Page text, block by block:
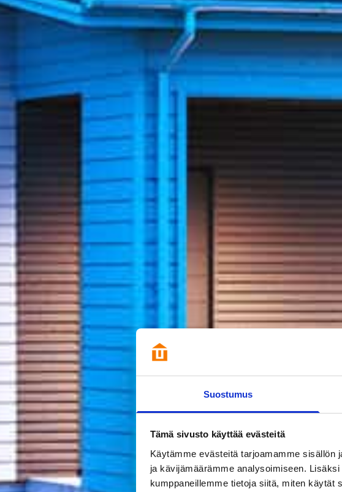
Suostumus
Tämä sivusto käyttää evästeitä
Käytämme evästeitä tarjoamamme sisällön
ja kävijämäärämme analysoimiseen.
kumppaneillemme tietoja siitä, miten käytät